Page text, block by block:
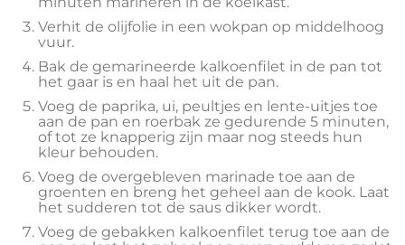
Verhit de olijfolie in een wokpan op middelhoog
vuur.
Bak de gemarineerde kalkoenfilet in de pan tot
het gaar is en haal het uit de pan.
Voeg de paprika, ui, peultjes en lente-uitjes toe
aan de pan en roerbak ze gedurende 5 minuten,
of tot ze knapperig zijn maar nog steeds hun
kleur behouden.
Voeg de overgebleven marinade toe aan de
groenten en breng het geheel aan de kook. Laat
het sudderen tot de saus dikker wordt.
Voeg de gebakken kalkoenfilet terug toe aan de